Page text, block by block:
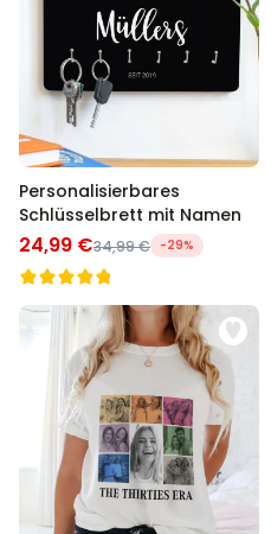
Personalisierbares
Schlüsselbrett mit Namen
24,99 €34,99 € -29%